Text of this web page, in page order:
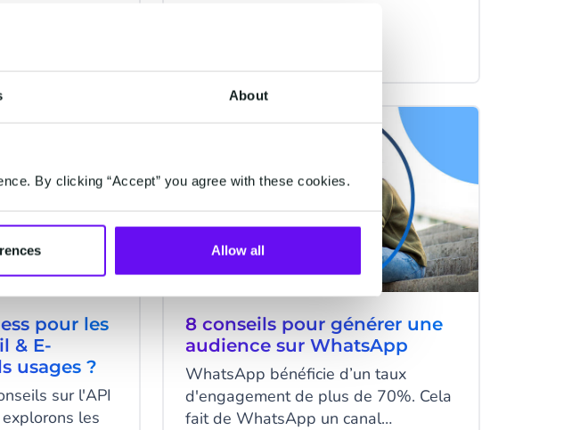
About
By clicking “Accept” you agree with these cookies.
Allow all
pour les clients et d'améliorer
l'engagement de la marque.
Cependant, la question reste de
pour les
& E-
usages ?
sur l'API
les
WHATSAPP
8 conseils pour générer une
audience sur WhatsApp
WhatsApp bénéficie d’un taux
d'engagement de plus de 70%. Cela
fait de WhatsApp un canal